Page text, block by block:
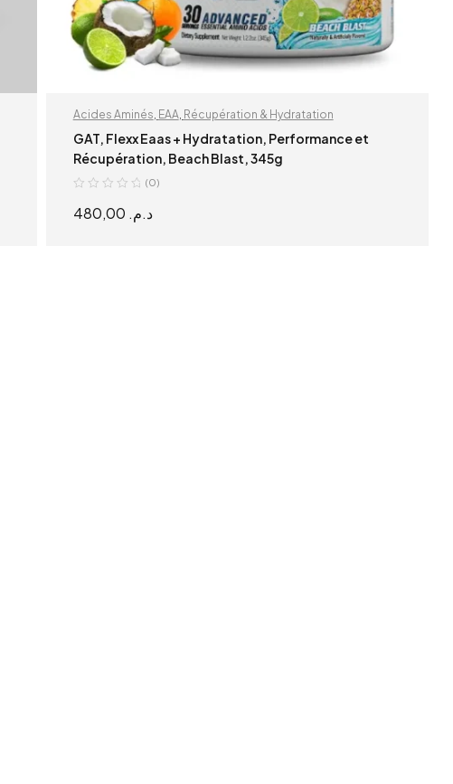
Acides Aminés EAA Récupération & Hydratation
GAT, Flexx Eaas + Hydratation, Performance et
Récupération, Beach Blast, 345g
(0)
د.م.